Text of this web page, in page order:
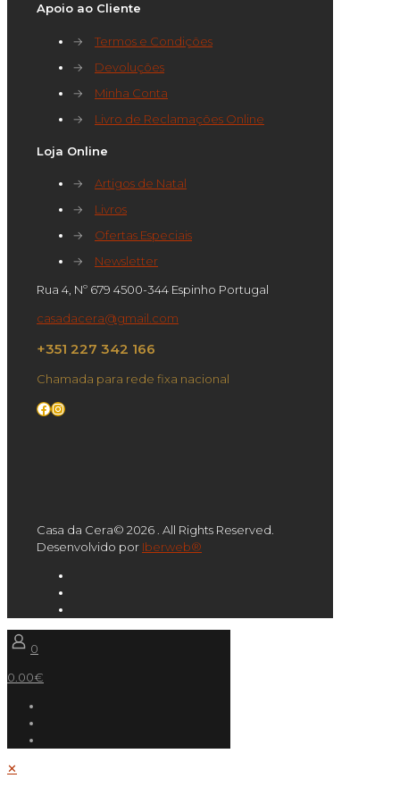
Apoio ao Cliente
→
Termos e Condições
→
Devoluções
→
Minha Conta
→
Livro de Reclamações Online
Loja Online
→
Artigos de Natal
→
Livros
→
Ofertas Especiais
→
Newsletter
Rua 4, Nº 679 4500-344 Espinho Portugal
casadacera@gmail.com
+351 227 342 166
Chamada para rede fixa nacional
Facebook
Instagram
Casa da Cera© 2026 . All Rights Reserved.
Desenvolvido por Iberweb®
0
0.00€
✕